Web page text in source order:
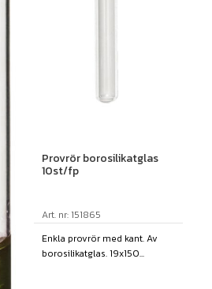
Provrör borosilikatglas
10st/fp
Art. nr: 151865
Enkla provrör med kant. Av
borosilikatglas. 19x150...